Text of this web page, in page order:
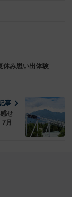
み思い出体験
事
せ
月